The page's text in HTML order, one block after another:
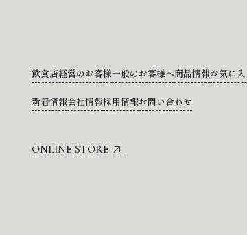
飲食店経営のお客様一般のお客様へ商品情報お気に
新着情報会社情報採用情報お問い合わせ
ONLINE STORE